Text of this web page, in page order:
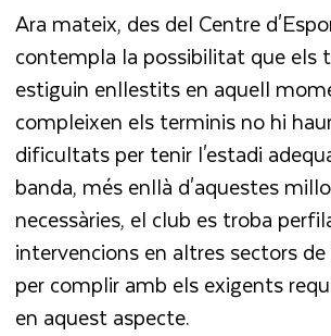
Ara mateix, des del Centre
contempla la possibilitat que els
estiguin enllestits en aquell
compleixen els terminis no hi
dificultats per tenir l'estadi
banda, més enllà d'aquestes
necessàries, el club es troba
intervencions en altres sectors
per complir amb els exigents
en aquest aspecte.